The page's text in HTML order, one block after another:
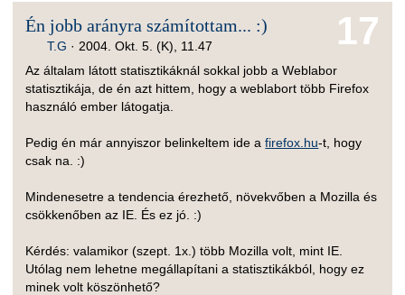
17
Én jobb arányra számítottam... :)
T.G · 2004. Okt. 5. (K), 11.47
Az általam látott statisztikáknál sokkal jobb a Weblabor
statisztikája, de én azt hittem, hogy a weblabort több Firefox
használó ember látogatja.
Pedig én már annyiszor belinkeltem ide afirefox.hu-t, hogy
csak na. :)
Mindenesetre a tendencia érezhető, növekvőben a Mozilla és
csökkenőben az IE. És ez jó. :)
Kérdés: valamikor (szept. 1x.) több Mozilla volt, mint IE.
Utólag nem lehetne megállapítani a statisztikákból, hogy ez
minek volt köszönhető?